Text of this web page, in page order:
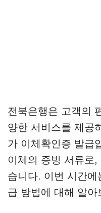
전북은행은 고객의
양한 서비스를 제공
가 이체확인증 발급
이체의 증빙 서류로
습니다. 이번 시간
급 방법에 대해 알아